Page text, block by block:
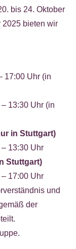
bis 24. Oktober
2025 bieten wir
17:00 Uhr (in
13:30 Uhr (in
in Stuttgart)
– 13:30 Uhr
Stuttgart)
– 17:00 Uhr
und
der